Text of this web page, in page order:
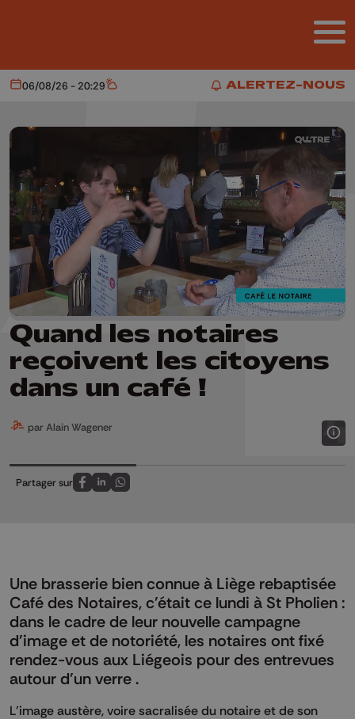
ALERTEZ-NOUS
ALERTEZ-NOUS
Aujourd'hui
06/08/26 - 20:29 Météo
Quand les notaires
reçoivent les citoyens
dans un café !
par Alain Wagener
Partager sur
Partagez sur FaceBook
Partagez sur LinkedIn
Partagez sur Whatsapp
Une brasserie bien connue à Liège rebaptisée
Café des Notaires, c'était ce lundi à St Pholien :
dans le cadre de leur nouvelle campagne
d'image et de notoriété, les notaires ont fixé
rendez-vous aux Liégeois pour des entrevues
autour d'un verre .
L'image austère, voire sacralisée du notaire et de son